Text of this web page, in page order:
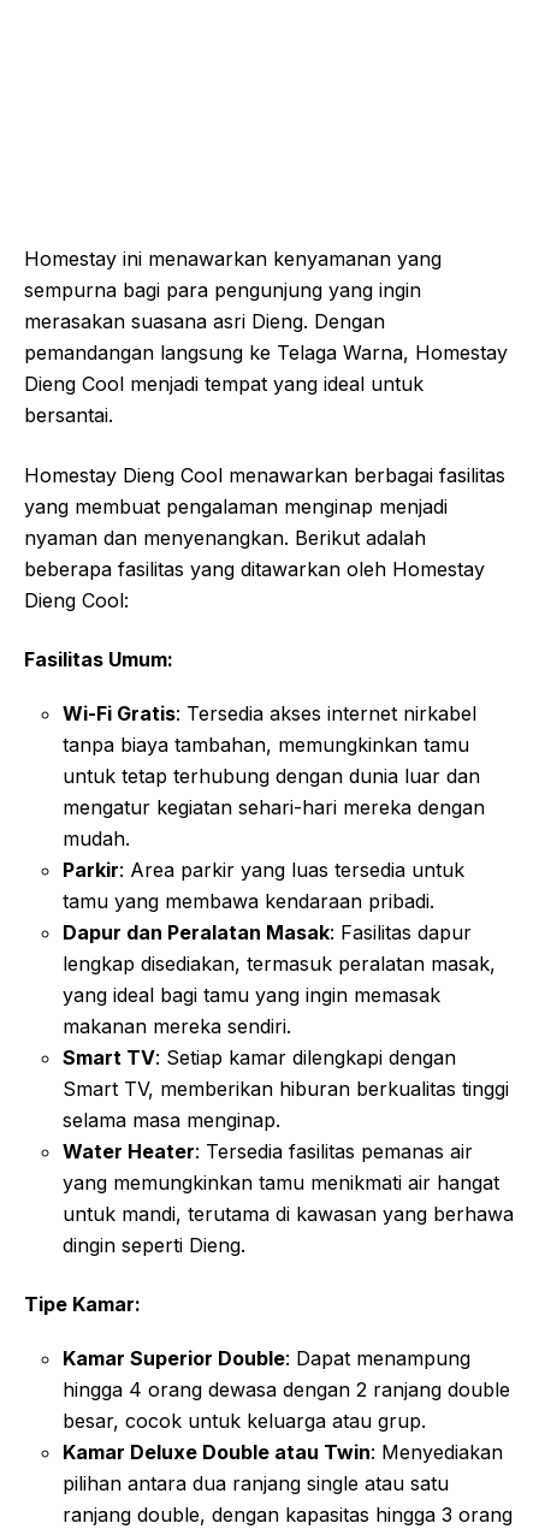
Homestay ini menawarkan kenyamanan yang
sempurna bagi para pengunjung yang ingin
merasakan suasana asri Dieng. Dengan
pemandangan langsung ke Telaga Warna, Homestay
Dieng Cool menjadi tempat yang ideal untuk
bersantai.
Homestay Dieng Cool menawarkan berbagai fasilitas
yang membuat pengalaman menginap menjadi
nyaman dan menyenangkan. Berikut adalah
beberapa fasilitas yang ditawarkan oleh Homestay
Dieng Cool:
Fasilitas Umum:
Wi-Fi Gratis: Tersedia akses internet nirkabel
tanpa biaya tambahan, memungkinkan tamu
untuk tetap terhubung dengan dunia luar dan
mengatur kegiatan sehari-hari mereka dengan
mudah.
Parkir: Area parkir yang luas tersedia untuk
tamu yang membawa kendaraan pribadi.
Dapur dan Peralatan Masak: Fasilitas dapur
lengkap disediakan, termasuk peralatan masak,
yang ideal bagi tamu yang ingin memasak
makanan mereka sendiri.
Smart TV: Setiap kamar dilengkapi dengan
Smart TV, memberikan hiburan berkualitas tinggi
selama masa menginap.
Water Heater: Tersedia fasilitas pemanas air
yang memungkinkan tamu menikmati air hangat
untuk mandi, terutama di kawasan yang berhawa
dingin seperti Dieng.
Tipe Kamar:
Kamar Superior Double: Dapat menampung
hingga 4 orang dewasa dengan 2 ranjang double
besar, cocok untuk keluarga atau grup.
Kamar Deluxe Double atau Twin: Menyediakan
pilihan antara dua ranjang single atau satu
ranjang double, dengan kapasitas hingga 3 orang